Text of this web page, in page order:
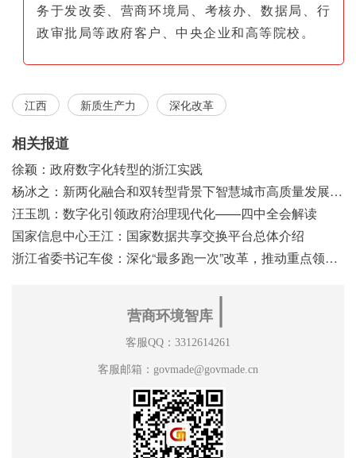
务于发改委、营商环境局、考核办、数据局、行
政审批局等政府客户、中央企业和高等院校。
江西 新质生产力 深化改革
相关报道
徐颖：政府数字化转型的浙江实践
杨冰之：新两化融合和双转型背景下智慧城市高质量发展之浅见
汪玉凯：数字化引领政府治理现代化——四中全会解读
国家信息中心王江：国家数据共享交换平台总体介绍
浙江省委书记车俊：深化“最多跑一次”改革，推动重点领域改革
营商环境智库
客服QQ：3312614261
客服邮箱：govmade@govmade.cn